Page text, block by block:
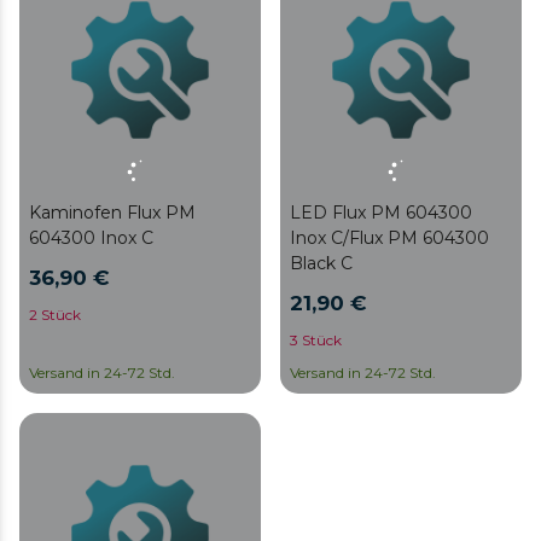
Kaminofen Flux PM
604300 Inox C
36,90 €
2 Stück
Versand in 24-72 Std.
LED Flux PM 604300
Inox C/Flux PM 604300
Black C
21,90 €
3 Stück
Versand in 24-72 Std.